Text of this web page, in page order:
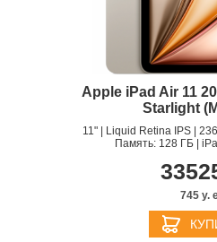
Apple iPad Air 11
Starlight
11" | Liquid Retina IPS |
Память: 128 ГБ |
745 y.